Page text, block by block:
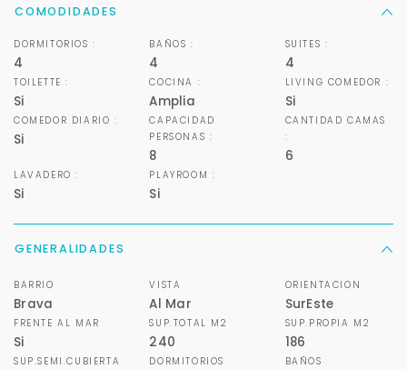
COMODIDADES
DORMITORIOS :
4
BAÑOS :
4
SUITES :
4
TOILETTE :
Si
COCINA :
Amplia
LIVING COMEDOR :
Si
COMEDOR DIARIO :
Si
CAPACIDAD
PERSONAS :
8
CANTIDAD CAMAS
:
6
LAVADERO :
Si
PLAYROOM :
Si
GENERALIDADES
BARRIO
Brava
VISTA
Al Mar
ORIENTACION
SurEste
FRENTE AL MAR
Si
SUP.TOTAL M2
240
SUP.PROPIA M2
186
SUP.SEMI.CUBIERTA
DORMITORIOS BAÑOS